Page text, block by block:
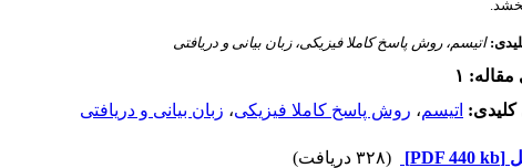
اتیسم، روش پاسخ کاملا فیزیکی، زبان بیانی و دریافتی
۱
کلیدی: اتیسم، روش پاسخ کاملا فیزیکی، زبان بیانی و دریافتی
[PDF 440 kb]
(۳۲۸ دریافت)